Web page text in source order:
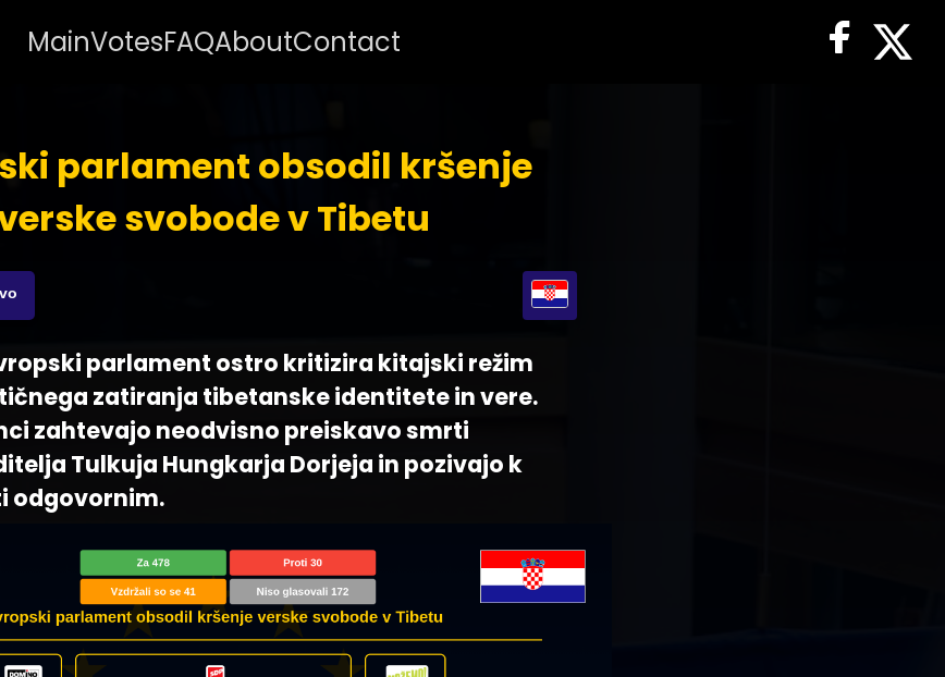
MainVotesFAQAboutContact
parlament obsodil kršenje
svobode v Tibetu
parlament ostro kritizira kitajski režim
zatiranja tibetanske identitete in vere.
zahtevajo neodvisno preiskavo smrti
Tulkuja Hungkarja Dorjeja in pozivajo k
odgovornim.